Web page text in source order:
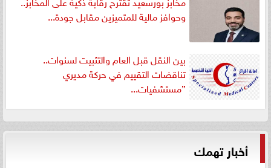
وحوافز مالية للمتميزين مقابل جودة...
بين النقل قبل العام والتثبيت لسنوات..
تناقضات التقييم في حركة مديري
”مستشفيات...
أخبار تهمك